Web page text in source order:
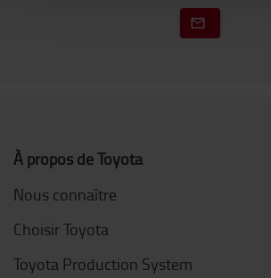
À propos de Toyota
Nous connaître
Choisir Toyota
Toyota Production System